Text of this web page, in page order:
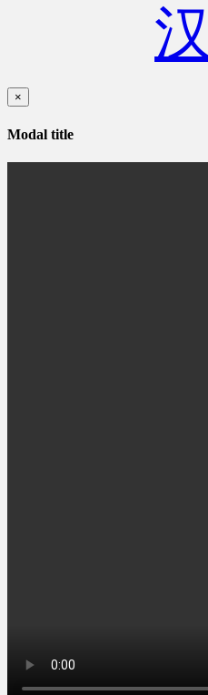
×
Modal title